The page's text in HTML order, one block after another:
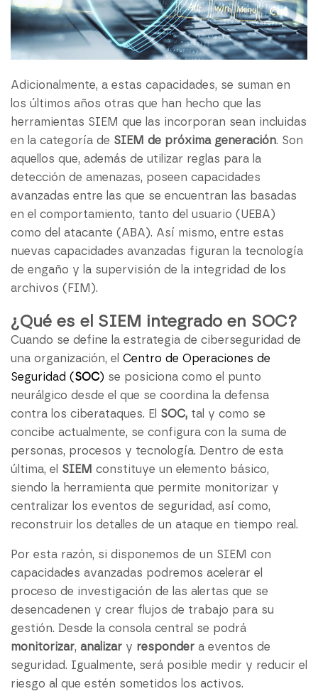
Adicionalmente, a estas capacidades, se suman en
los últimos años otras que han hecho que las
herramientas SIEM que las incorporan sean incluidas
en la categoría de SIEM de próxima generación. Son
aquellos que, además de utilizar reglas para la
detección de amenazas, poseen capacidades
avanzadas entre las que se encuentran las basadas
en el comportamiento, tanto del usuario (UEBA)
como del atacante (ABA). Así mismo, entre estas
nuevas capacidades avanzadas figuran la tecnología
de engaño y la supervisión de la integridad de los
archivos (FIM).
¿Qué es el SIEM integrado en SOC?
Cuando se define la estrategia de ciberseguridad de
una organización, el Centro de Operaciones de
Seguridad (SOC) se posiciona como el punto
neurálgico desde el que se coordina la defensa
contra los ciberataques. El SOC, tal y como se
concibe actualmente, se configura con la suma de
personas, procesos y tecnología. Dentro de esta
última, el SIEM constituye un elemento básico,
siendo la herramienta que permite monitorizar y
centralizar los eventos de seguridad, así como,
reconstruir los detalles de un ataque en tiempo real.
Por esta razón, si disponemos de un SIEM con
capacidades avanzadas podremos acelerar el
proceso de investigación de las alertas que se
desencadenen y crear flujos de trabajo para su
gestión. Desde la consola central se podrá
monitorizar, analizar y responder a eventos de
seguridad. Igualmente, será posible medir y reducir el
riesgo al que estén sometidos los activos.